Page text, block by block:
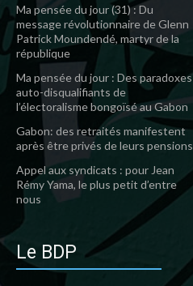
Ma pensée du jour (31) : Du
message révolutionnaire de Glenn
Patrick Moundendé, martyr de la
république
Ma pensée du jour : Des paradoxes
auto-disqualifiants de
l’électoralisme bongoïsé au Gabon
Gabon: des retraités manifestent
après être privés de leurs pensions
Appel aux syndicats : pour Jean
Rémy Yama, le plus petit d’entre
nous
Le BDP